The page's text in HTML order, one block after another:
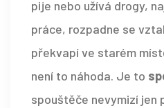
pije nebo užívá drogy,
práce, rozpadne se
překvapí ve starém
není to náhoda. Je to
spouštěče nevymizí